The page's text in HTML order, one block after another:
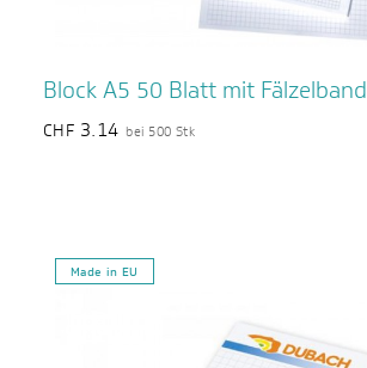
Block A5 50 Blatt mit Fälzelband
CHF 3.14 bei 500 Stk
Made in EU